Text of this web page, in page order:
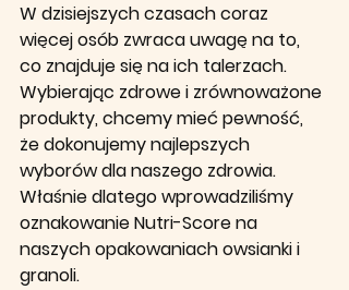
W dzisiejszych czasach coraz
więcej osób zwraca uwagę na to,
co znajduje się na ich talerzach.
Wybierając zdrowe i zrównoważone
produkty, chcemy mieć pewność,
że dokonujemy najlepszych
wyborów dla naszego zdrowia.
Właśnie dlatego wprowadziliśmy
oznakowanie Nutri-Score na
naszych opakowaniach owsianki i
granoli.